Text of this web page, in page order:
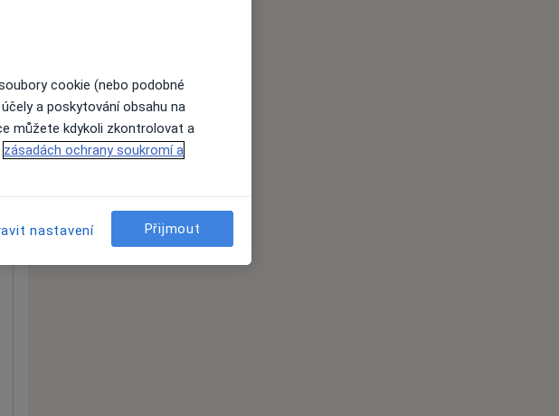
cookie (nebo podobné
a poskytování obsahu na
můžete kdykoli zkontrolovat a
zásadách ochrany soukromí a
nastavení Přijmout